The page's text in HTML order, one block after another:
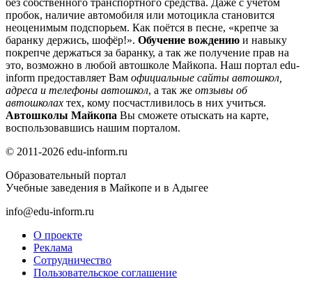
пробок, наличие автомобиля или мотоцикла становится
неоценимым подспорьем. Как поётся в песне, «крепче за
баранку держись, шофёр!». Обучение вождению и навыку
покрепче держаться за баранку, а так же получение прав на
это, возможно в любой автошколе Майкопа. Наш портал edu-
inform предоставляет Вам официальные сайты автошкол,
адреса и телефоны автошкол, а так же отзывы об
автошколах тех, кому посчастливилось в них учиться.
Автошколы Майкопа Вы сможете отыскать на карте,
воспользовавшись нашим порталом.
© 2011-2026 edu-inform.ru
Образовательный портал
Учебные заведения в Майкопе и в Адыгее
info@edu-inform.ru
О проекте
Реклама
Сотрудничество
Пользовательское соглашение